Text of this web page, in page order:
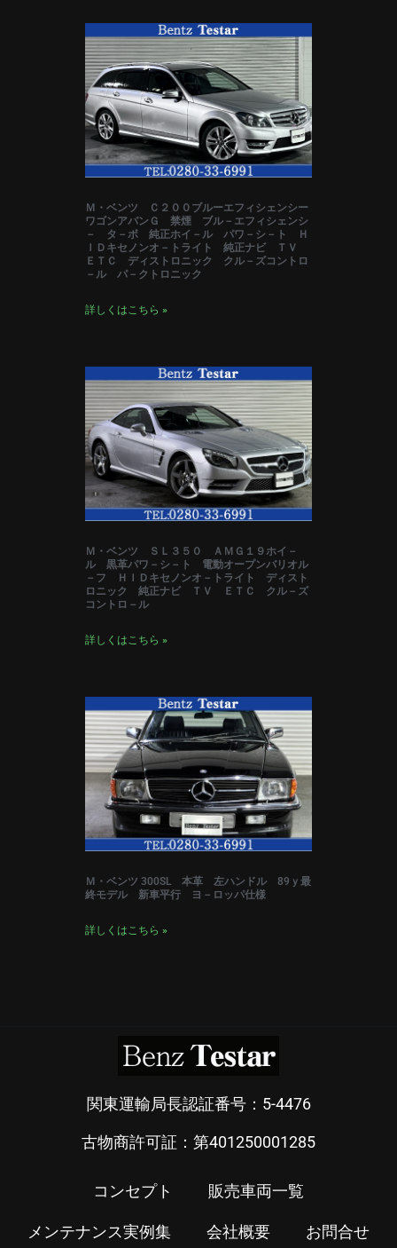
Ｍ・ベンツ Ｃ２００ブルーエフィシェンシー
ワゴンアバンＧ 禁煙 ブル－エフィシェンシ
－ タ－ボ 純正ホイ－ル パワ－シ－ト Ｈ
ＩＤキセノンオ－トライト 純正ナビ ＴＶ
ＥＴＣ ディストロニック クル－ズコントロ
－ル パ－クトロニック
詳しくはこちら »
Ｍ・ベンツ ＳＬ３５０ ＡＭＧ１９ホイ－
ル 黒革パワ－シ－ト 電動オープンバリオル
－フ ＨＩＤキセノンオ－トライト ディスト
ロニック 純正ナビ ＴＶ ＥＴＣ クル－ズ
コントロ－ル
詳しくはこちら »
Ｍ・ベンツ 300SL 本革 左ハンドル 89ｙ最
終モデル 新車平行 ヨ－ロッパ仕様
詳しくはこちら »
関東運輸局長認証番号：5-4476
古物商許可証：第401250001285
コンセプト 販売車両一覧
メンテナンス実例集 会社概要 お問合せ